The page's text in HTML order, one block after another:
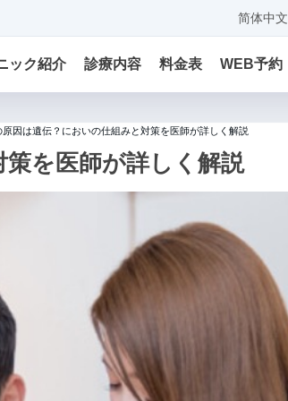
简体中文
ック紹介 診療内容 料金表 WEB予約
原因は遺伝？においの仕組みと対策を医師が詳しく解説
を医師が詳しく解説